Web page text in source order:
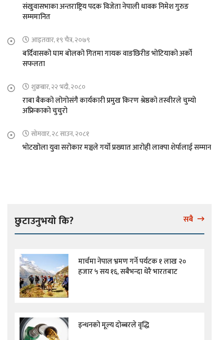
संखुवासभाका अन्तराष्ट्रिय पदक विजेता नेपाली धावक निमेश गुरुङ
सम्ममानित
आइतवार, १९ चैत्र, २०७९
बर्दिवासको घाम बोलको गितमा गायक वाङछिरीङ भोटियाको अर्को
सफलता
शुक्रबार, २२ भदौ, २०८०
राबा बैकको लोगोसंगै कार्यकारी प्रमुख किरण श्रेष्ठको तस्वीरले चुम्यो
अफ्रिकाको चुचुरो
सोमवार, २८ साउन, २०८१
भोटखोला युवा सरोकार मञ्चले गर्यो प्रख्यात आरोही लाक्पा शेर्पालाई सम्मान
छुटाउनुभयो कि? सबै
मार्चमा नेपाल भ्रमण गर्ने पर्यटक १ लाख २०
हजार ५ सय १६, सबैभन्दा धेरै भारतबाट
इन्धनको मूल्य दोब्बरले वृद्धि